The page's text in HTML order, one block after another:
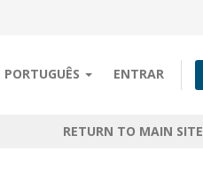
PORTUGUÊS ENTRAR
RETURN TO MAIN SITE